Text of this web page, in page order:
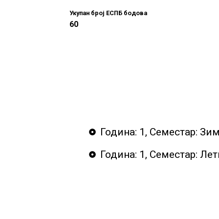
Укупан број ЕСПБ бодова
60
Година: 1, Семестар:
Година: 1, Семестар: